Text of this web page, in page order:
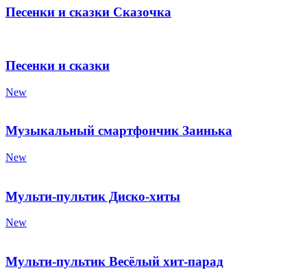
Песенки и сказки Сказочка
Песенки и сказки
New
Музыкальный смартфончик Заинька
New
Мульти-пультик Диско-хиты
New
Мульти-пультик Весёлый хит-парад